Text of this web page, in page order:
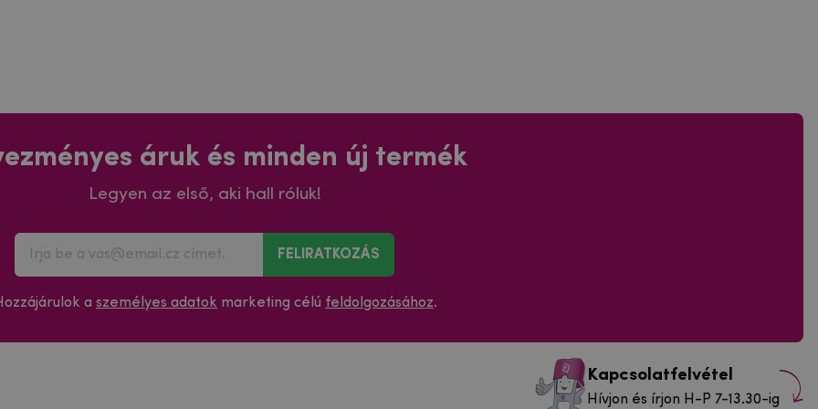
áruk és minden új termék
Legyen az első, aki hall róluk!
FELIRATKOZÁS
a személyes adatok marketing célú feldolgozásához.
Kapcsolatfelvétel
Hívjon és írjon H-P 7-13.30-ig